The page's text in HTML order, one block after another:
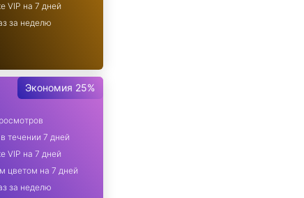
VIP на 7 дней
за неделю
Экономия 25%
течении 7 дней
VIP на 7 дней
цветом на 7 дней
за неделю